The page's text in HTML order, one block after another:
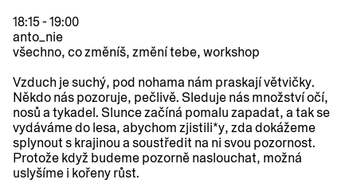
18:15 - 19:00
anto_nie
všechno, co změníš, změní tebe, workshop
Vzduch je suchý, pod nohama nám praskají větvičky.
Někdo nás pozoruje, pečlivě. Sleduje nás množství očí,
nosů a tykadel. Slunce začíná pomalu zapadat, a tak se
vydáváme do lesa, abychom zjistili*y, zda dokážeme
splynout s krajinou a soustředit na ni svou pozornost.
Protože když budeme pozorně naslouchat, možná
uslyšíme i kořeny růst.